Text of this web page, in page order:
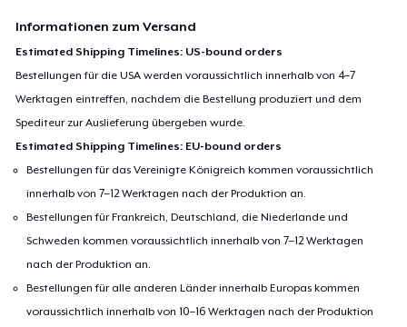
Informationen zum Versand
Estimated Shipping Timelines: US-bound orders
Bestellungen für die USA werden voraussichtlich innerhalb von 4–7
Werktagen eintreffen, nachdem die Bestellung produziert und dem
Spediteur zur Auslieferung übergeben wurde.
Estimated Shipping Timelines: EU-bound orders
Bestellungen für das Vereinigte Königreich kommen voraussichtlich
innerhalb von 7–12 Werktagen nach der Produktion an.
Bestellungen für Frankreich, Deutschland, die Niederlande und
Schweden kommen voraussichtlich innerhalb von 7–12 Werktagen
nach der Produktion an.
Bestellungen für alle anderen Länder innerhalb Europas kommen
voraussichtlich innerhalb von 10–16 Werktagen nach der Produktion